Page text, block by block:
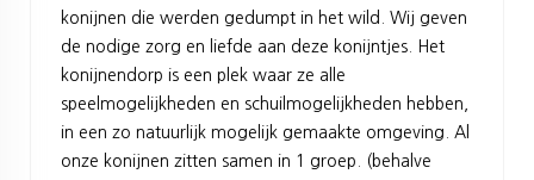
konijnen die werden gedumpt in het wild. Wij geven
de nodige zorg en liefde aan deze konijntjes. Het
konijnendorp is een plek waar ze alle
speelmogelijkheden en schuilmogelijkheden hebben,
in een zo natuurlijk mogelijk gemaakte omgeving. Al
onze konijnen zitten samen in 1 groep. (behalve